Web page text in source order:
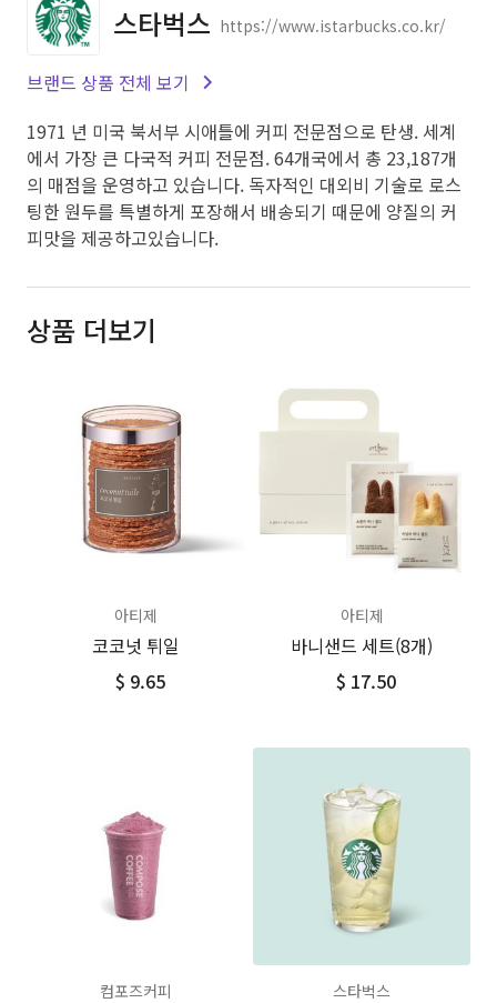
스타벅스 https://www.istarbucks.co.kr/
브랜드 상품 전체 보기
1971 년 미국 북서부 시애틀에 커피 전문점으로 탄생. 세계
에서 가장 큰 다국적 커피 전문점. 64개국에서 총 23,187개
의 매점을 운영하고 있습니다. 독자적인 대외비 기술로 로스
팅한 원두를 특별하게 포장해서 배송되기 때문에 양질의 커
피맛을 제공하고있습니다.
상품 더보기
아티제
코코넛 튀일
$ 9.65
아티제
바니샌드 세트(8개)
$ 17.50
컴포즈커피 스타벅스